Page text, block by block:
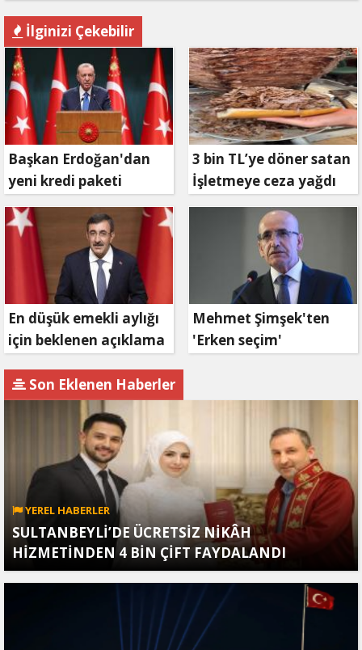
İlginizi Çekebilir
Başkan Erdoğan'dan
yeni kredi paketi
müjdesi: 6 ay geri
ödemesiz, 36 ay vadeli
3 bin TL’ye döner satan
İşletmeye ceza yağdı
En düşük emekli aylığı
için beklenen açıklama
Mehmet Şimşek'ten
'Erken seçim'
Son Eklenen Haberler
YEREL HABERLER
SULTANBEYLİ’DE ÜCRETSİZ NİKÂH
HİZMETİNDEN 4 BİN ÇİFT FAYDALANDI